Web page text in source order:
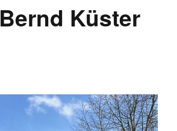
Bernd Küster